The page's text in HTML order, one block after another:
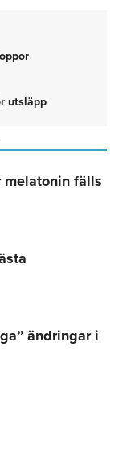
utsläpp
melatonin fälls
ändringar i